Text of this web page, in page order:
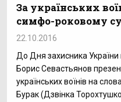
За українських
симфо-роковому
22.10.2016
До Дня захисника України
Борис Севастьянов
українських воїнів на
Бурак (Дзвінка